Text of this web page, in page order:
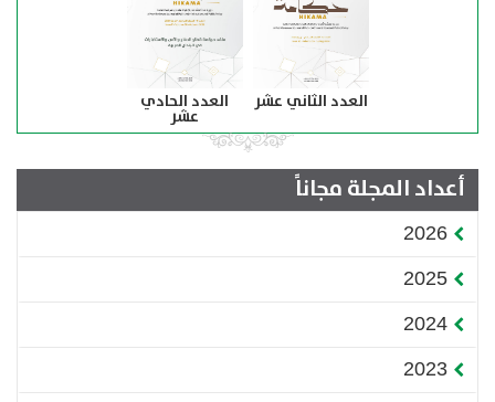
العدد الثاني عشر العدد الحادي
عشر
أعداد المجلة مجاناً
2026
2025
2024
2023